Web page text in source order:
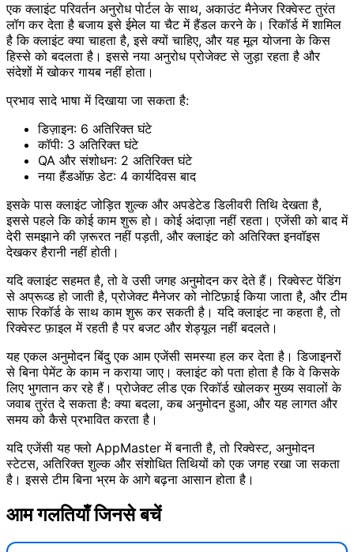
एक क्लाइंट परिवर्तन अनुरोध पोर्टल के साथ, अकाउंट मैनेजर रिक्वेस्ट तुरंत
लॉग कर देता है बजाय इसे ईमेल या चैट में हैंडल करने के। रिकॉर्ड में शामिल
है कि क्लाइंट क्या चाहता है, इसे क्यों चाहिए, और यह मूल योजना के किस
हिस्से को बदलता है। इससे नया अनुरोध प्रोजेक्ट से जुड़ा रहता है और
संदेशों में खोकर गायब नहीं होता।
प्रभाव सादे भाषा में दिखाया जा सकता है:
डिज़ाइन: 6 अतिरिक्त घंटे
कॉपी: 3 अतिरिक्त घंटे
QA और संशोधन: 2 अतिरिक्त घंटे
नया हैंडऑफ़ डेट: 4 कार्यदिवस बाद
इसके पास क्लाइंट जोड़ित शुल्क और अपडेटेड डिलीवरी तिथि देखता है,
इससे पहले कि कोई काम शुरू हो। कोई अंदाज़ा नहीं रहता। एजेंसी को बाद में
देरी समझाने की ज़रूरत नहीं पड़ती, और क्लाइंट को अतिरिक्त इनवॉइस
देखकर हैरानी नहीं होती।
यदि क्लाइंट सहमत है, तो वे उसी जगह अनुमोदन कर देते हैं। रिक्वेस्ट पेंडिंग
से अप्रूव्ड हो जाती है, प्रोजेक्ट मैनेजर को नोटिफ़ाई किया जाता है, और टीम
साफ रिकॉर्ड के साथ काम शुरू कर सकती है। यदि क्लाइंट ना कहता है, तो
रिक्वेस्ट फ़ाइल में रहती है पर बजट और शेड्यूल नहीं बदलते।
यह एकल अनुमोदन बिंदु एक आम एजेंसी समस्या हल कर देता है। डिजाइनरों
से बिना पेमेंट के काम न कराया जाए। क्लाइंट को पता होता है कि वे किसके
लिए भुगतान कर रहे हैं। प्रोजेक्ट लीड एक रिकॉर्ड खोलकर मुख्य सवालों के
जवाब तुरंत दे सकता है: क्या बदला, कब अनुमोदन हुआ, और यह लागत और
समय को कैसे प्रभावित करता है।
यदि एजेंसी यह फ्लो AppMaster में बनाती है, तो रिक्वेस्ट, अनुमोदन
स्टेटस, अतिरिक्त शुल्क और संशोधित तिथियों को एक जगह रखा जा सकता
है। इससे टीम बिना भ्रम के आगे बढ़ना आसान होता है।
आम गलतियाँ जिनसे बचें